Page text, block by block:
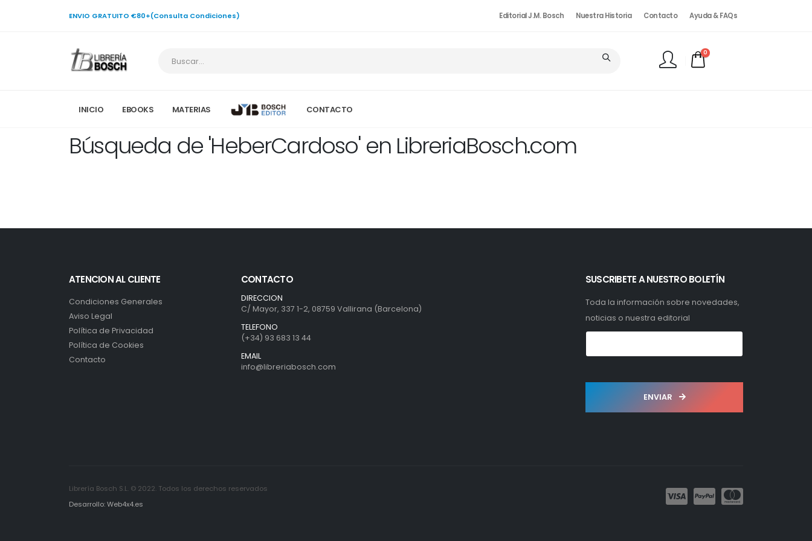
ENVIO GRATUITO €80+(Consulta Condiciones) Editorial J.M. Bosch Nuestra Historia Contacto Ayuda & FAQs
0
INICIO EBOOKS MATERIAS CONTACTO
Búsqueda de 'HeberCardoso' en LibreriaBosch.com
ATENCION AL CLIENTE
Condiciones Generales
Aviso Legal
Política de Privacidad
Política de Cookies
Contacto
CONTACTO
DIRECCION
C/ Mayor, 337 1-2, 08759 Vallirana (Barcelona)
TELEFONO
(+34) 93 683 13 44
EMAIL
info@libreriabosch.com
SUSCRIBETE A NUESTRO BOLETÍN
Toda la información sobre novedades,
noticias o nuestra editorial
ENVIAR
Librería Bosch S.L. © 2022. Todos los derechos reservados
Desarrollo: Web4x4.es